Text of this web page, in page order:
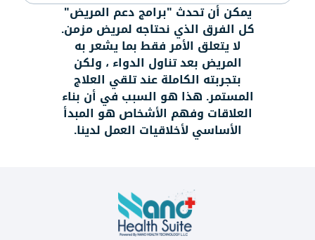
يمكن أن تحدث "برامج دعم المريض"
كل الفرق الذي نحتاجه لمريض مزمن.
لا يتعلق الأمر فقط بما يشعر به
المريض بعد تناول الدواء ، ولكن
بتجربته الكاملة عند تلقي العلاج
المستمر. هذا هو السبب في أن بناء
العلاقات وفهم الأشخاص هو المبدأ
الأساسي لأخلاقيات العمل لدينا.